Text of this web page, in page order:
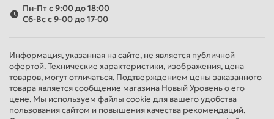
Пн-Пт с 9:00 до 18:00
Сб-Вс с 9-00 до 17-00
Информация, указанная на сайте, не является публичной
офертой. Технические характеристики, изображения, цена
товаров, могут отличаться. Подтверждением цены заказанного
товара является сообщение магазина Новый Уровень о его
цене. Мы используем файлы cookie для вашего удобства
пользования сайтом и повышения качества рекомендаций.